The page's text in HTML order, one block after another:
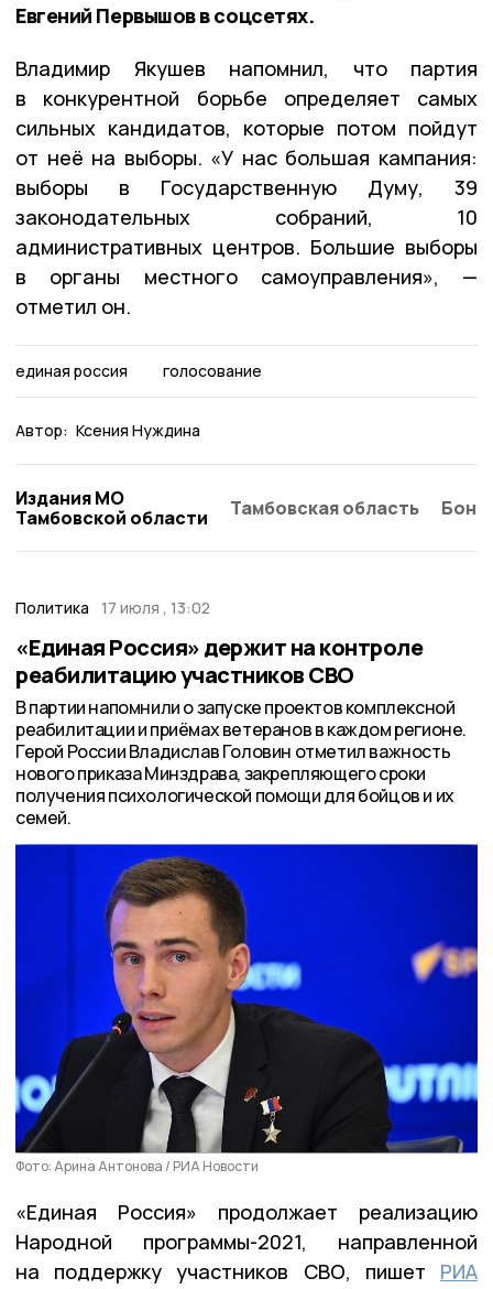
Евгений Первышов в соцсетях.
Владимир Якушев напомнил, что партия
в конкурентной борьбе определяет самых
сильных кандидатов, которые потом пойдут
от неё на выборы. «У нас большая кампания:
выборы в Государственную Думу, 39
законодательных собраний, 10
административных центров. Большие выборы
в органы местного самоуправления», —
отметил он.
единая россия голосование
Автор: Ксения Нуждина
Издания МО
Тамбовской области
Тамбовская область
Политика 17 июля , 13:02
«Единая Россия» держит на контроле
реабилитацию участников СВО
В партии напомнили о запуске проектов комплексной
реабилитации и приёмах ветеранов в каждом регионе.
Герой России Владислав Головин отметил важность
нового приказа Минздрава, закрепляющего сроки
получения психологической помощи для бойцов и их
семей.
Фото: Арина Антонова / РИА Новости
«Единая Россия» продолжает реализацию
Народной программы-2021, направленной
на поддержку участников СВО, пишет РИА